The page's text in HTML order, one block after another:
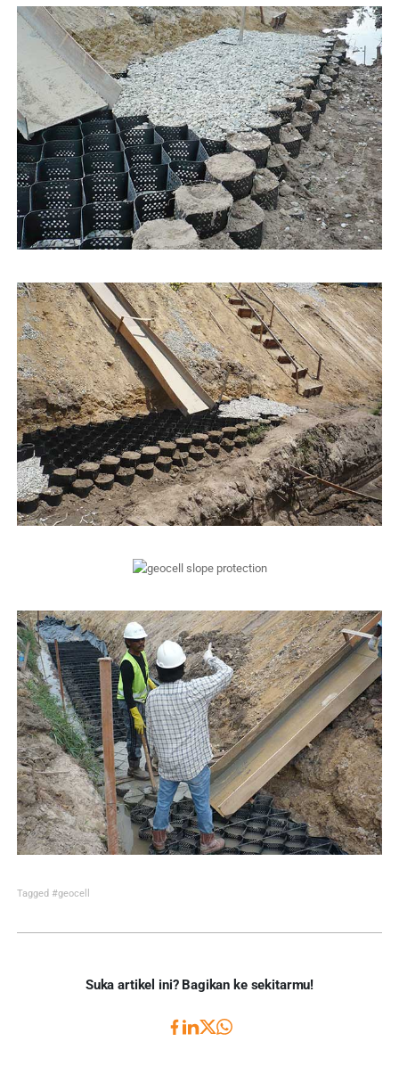
Tagged #geocell
Suka artikel ini? Bagikan ke sekitarmu!